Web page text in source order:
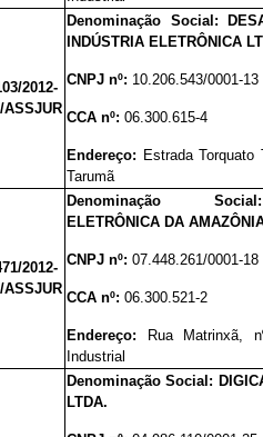
/2012-
ASSJUR
Denominação Social:
INDÚSTRIA ELETRÔNICA
CNPJ nº: 10.206.543/0001-13
CCA nº:06.300.615-4
Endereço: Estrada
Tarumã
/2012-
ASSJUR
Denominação
ELETRÔNICA DA
CNPJ nº:07.448.261/0001-18
CCA nº:06.300.521-2
Endereço:
Rua Matrinxã,
Industrial
Denominação Social:
LTDA.